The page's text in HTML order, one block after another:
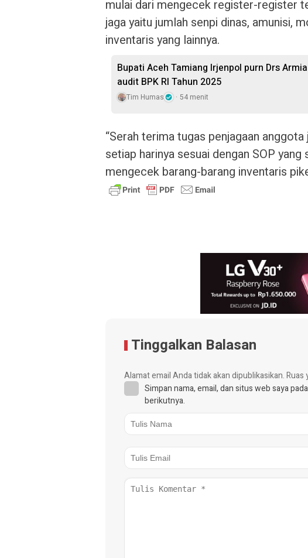
mulai dari mengecek register-register
jaga yaitu jumlah senpi dinas, amunisi,
inventaris yang lainnya.
Bupati Aceh Tamiang Irjenpol purn Drs
audit BPK RI Tahun 2025
Tim Humas 54 menit
“Serah terima tugas penjagaan
setiap harinya sesuai dengan SOP
mengecek barang-barang inventaris
Tinggalkan Balasan
Alamat email Anda tidak akan dipublikasikan.Ruas
Simpan nama, email, dan situs web saya
berikutnya.